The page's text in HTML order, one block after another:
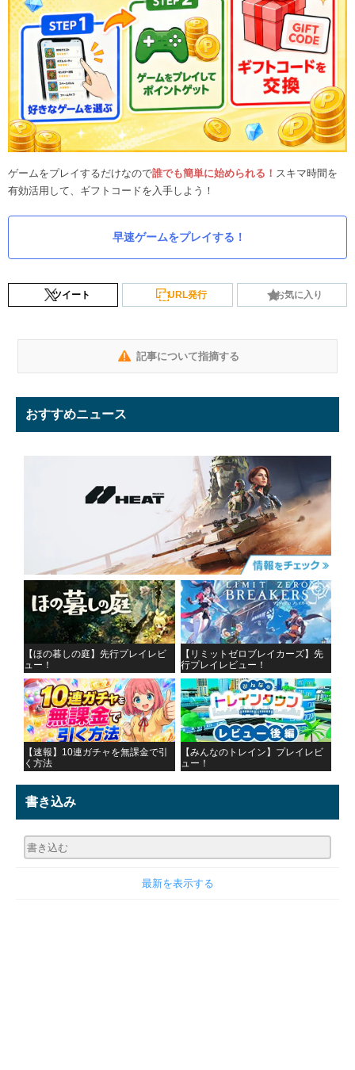
ゲームをプレイするだけなので誰でも簡単に始められる！ スキマ時間を
有効活用して、ギフトコードを入手しよう！
早速ゲームをプレイする！
ツイート URL発行 お気に入り
記事について指摘する
おすすめニュース
【ほの暮しの庭】先行プレイレビ
ュー！
【リミットゼロブレイカーズ】先
行プレイレビュー！
【速報】10連ガチャを無課金で引
く方法
【みんなのトレイン】プレイレビ
ュー！
書き込み
最新を表示する